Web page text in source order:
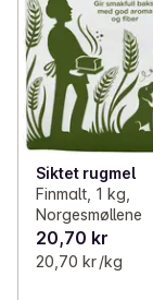
Siktet rugmel
Finmalt, 1 kg,
Norgesmøllene
20,70 kr
20,70 kr /kg